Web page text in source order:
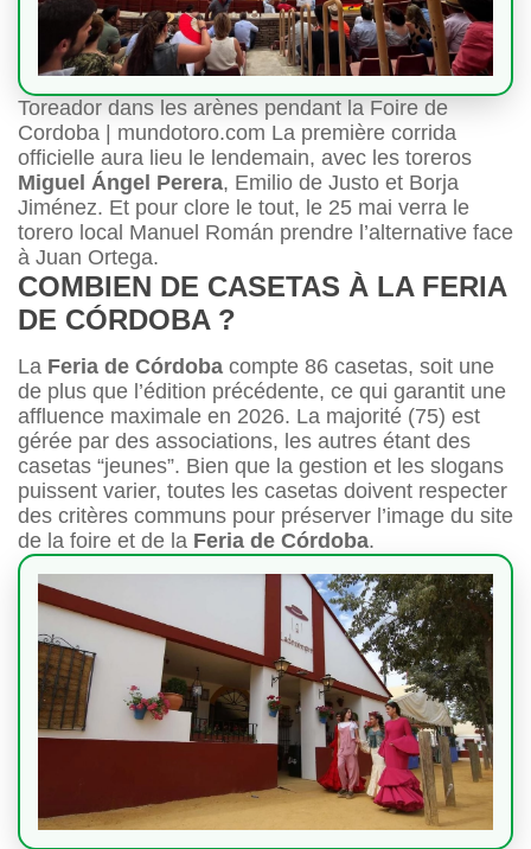
Toreador dans les arènes pendant la Foire de
Cordoba | mundotoro.com La première corrida
officielle aura lieu le lendemain, avec les toreros
Miguel Ángel Perera, Emilio de Justo et Borja
Jiménez. Et pour clore le tout, le 25 mai verra le
torero local Manuel Román prendre l’alternative face
à Juan Ortega.
COMBIEN DE CASETAS À LA FERIA
DE CÓRDOBA ?
La Feria de Córdoba compte 86 casetas, soit une
de plus que l’édition précédente, ce qui garantit une
affluence maximale en 2026. La majorité (75) est
gérée par des associations, les autres étant des
casetas “jeunes”. Bien que la gestion et les slogans
puissent varier, toutes les casetas doivent respecter
des critères communs pour préserver l’image du site
de la foire et de la Feria de Córdoba.